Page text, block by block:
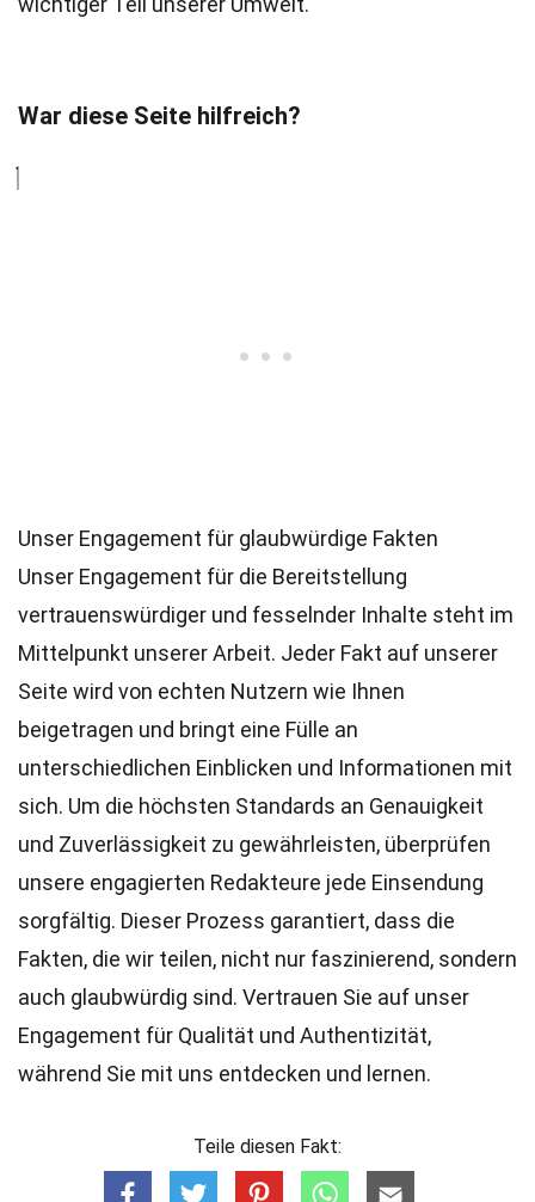
War diese Seite hilfreich?
Unser Engagement für glaubwürdige Fakten
Unser Engagement für die Bereitstellung
vertrauenswürdiger und fesselnder Inhalte steht im
Mittelpunkt unserer Arbeit. Jeder Fakt auf unserer
Seite wird von echten Nutzern wie Ihnen
beigetragen und bringt eine Fülle an
unterschiedlichen Einblicken und Informationen mit
sich. Um die höchsten Standards an Genauigkeit
und Zuverlässigkeit zu gewährleisten, überprüfen
unsere engagierten Redakteure jede Einsendung
sorgfältig. Dieser Prozess garantiert, dass die
Fakten, die wir teilen, nicht nur faszinierend, sondern
auch glaubwürdig sind. Vertrauen Sie auf unser
Engagement für Qualität und Authentizität,
während Sie mit uns entdecken und lernen.
Teile diesen Fakt: